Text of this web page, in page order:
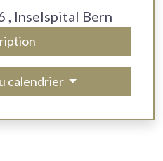
, Inselspital Bern
calendrier